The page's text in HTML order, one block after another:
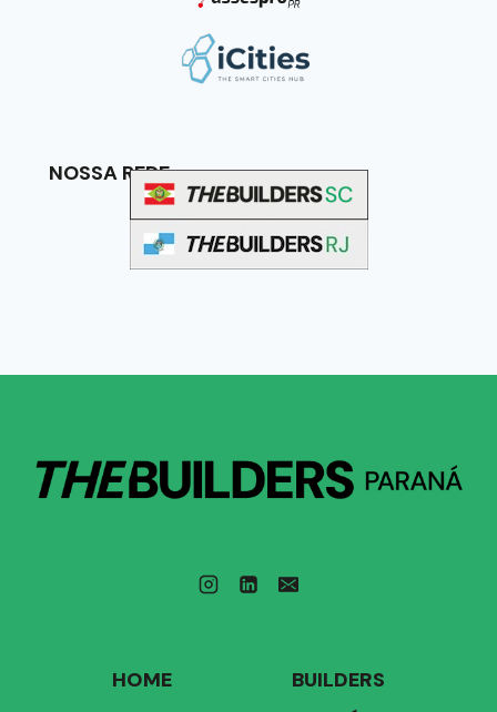
NOSSA REDE
HOME
BUILDERS